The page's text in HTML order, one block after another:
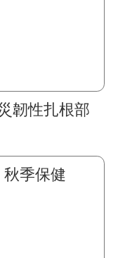
韌性扎根部